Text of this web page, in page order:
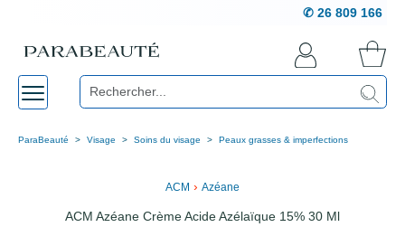
✆ 26 809 166
ParaBeauté Visage Soins du visage Peaux grasses & imperfections
ACM › Azéane
ACM Azéane Crème Acide Azélaïque 15% 30 Ml